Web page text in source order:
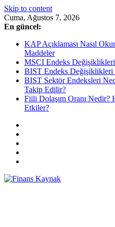
Skip to content
Cuma, Ağustos 7, 2026
En güncel:
KAP Açıklaması Nasıl
Maddeler
MSCI Endeks
BIST Endeks Değişiklikleri
BIST Sektör Endeksleri
Takip Edilir?
Fiili Dolaşım Oranı Nedir?
Etkiler?